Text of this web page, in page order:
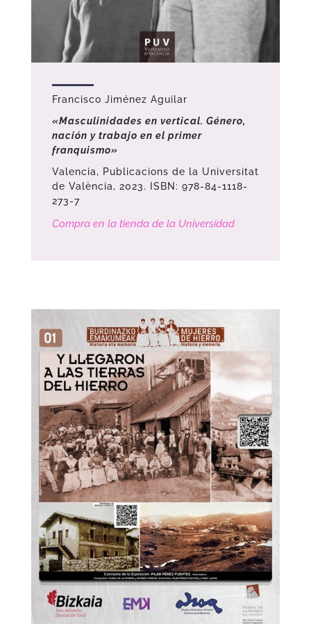
Francisco Jiménez Aguilar
«Masculinidades en vertical. Género,
nación y trabajo en el primer
franquismo»
Valencia, Publicacions de la Universitat
de València, 2023. ISBN: 978-84-1118-
273-7
Compra en la tienda de la Universidad